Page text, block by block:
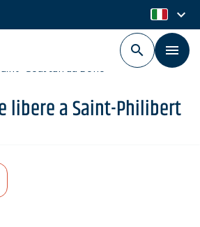
it
keyboard_arrow_down
libere a Saint-Philibert